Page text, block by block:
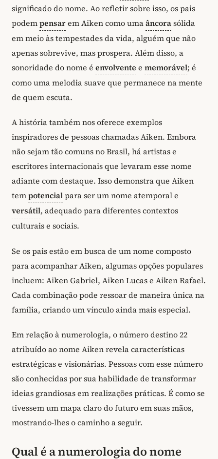
significado do nome. Ao refletir sobre isso, os pais
podempensarem Aiken como umaâncorasólida
em meio às tempestades da vida, alguém que não
apenas sobrevive, mas prospera. Além disso, a
sonoridade do nome é envolvente e memorável; é
como uma melodia suave que permanece na mente
de quem escuta.
A história também nos oferece exemplos
inspiradores de pessoas chamadas Aiken. Embora
não sejam tão comuns no Brasil, há artistas e
escritores internacionais que levaram esse nome
adiante com destaque. Isso demonstra que Aiken
tempotencialpara ser um nome atemporal e
versátil, adequado para diferentes contextos
culturais e sociais.
Se os pais estão em busca de um nome composto
para acompanhar Aiken, algumas opções populares
incluem: Aiken Gabriel, Aiken Lucas e Aiken Rafael.
Cada combinação pode ressoar de maneira única na
família, criando um vínculo ainda mais especial.
Em relação à numerologia, o número destino 22
atribuído ao nome Aiken revela características
estratégicas e visionárias. Pessoas com esse número
são conhecidas por sua habilidade de transformar
ideias grandiosas em realizações práticas. É como se
tivessem um mapa claro do futuro em suas mãos,
mostrando-lhes o caminho a seguir.
Qual é a numerologia do nome